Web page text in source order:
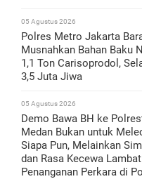
05 Agustus 2026
Polres Metro Jakarta
Musnahkan Bahan Baku
1,1 Ton Carisoprodol,
3,5 Juta Jiwa
05 Agustus 2026
Demo Bawa BH ke
Medan Bukan untuk
Siapa Pun, Melainkan
dan Rasa Kecewa
Penanganan Perkara di